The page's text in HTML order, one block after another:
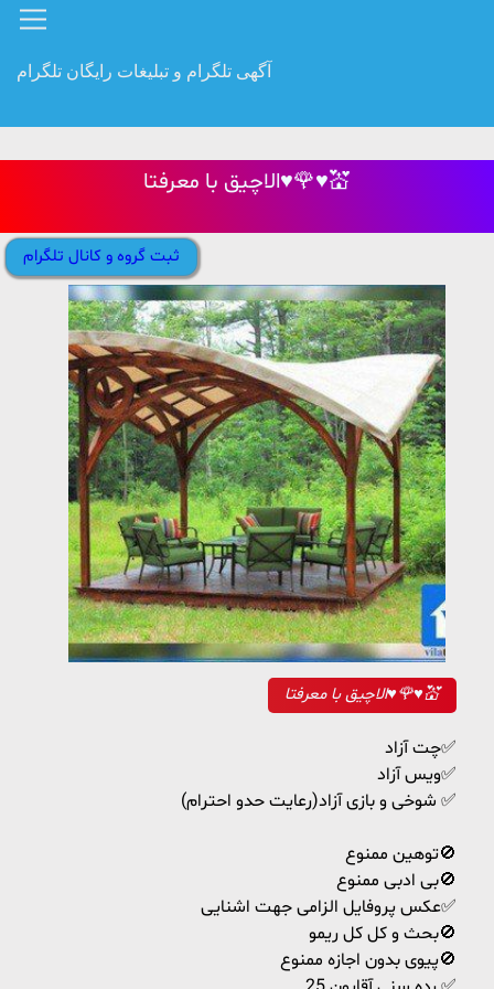
آگهی تلگرام و تبلیغات رایگان تلگرام
الاچیق با معرفتا♥🌹♥💒
ثبت گروه و کانال تلگرام
الاچیق با معرفتا♥🌹♥💒
چت آزاد✅
ویس آزاد✅
شوخی و بازی آزاد(رعایت حدو احترام) ✅
توهین ممنوع🚫
بی ادبی ممنوع🚫
عکس پروفایل الزامی جهت اشنایی✅
بحث و کل کل ریمو🚫
پیوی بدون اجازه ممنوع🚫